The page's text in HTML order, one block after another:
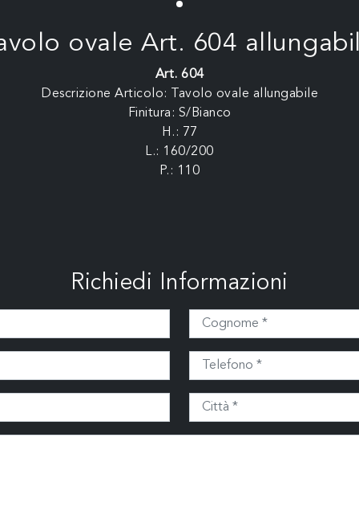
ovale Art. 604
Art. 604
Descrizione Articolo: Tavolo ovale allungabile
Finitura: S/Bianco
H.: 77
L.: 160/200
P.: 110
Richiedi Informazioni